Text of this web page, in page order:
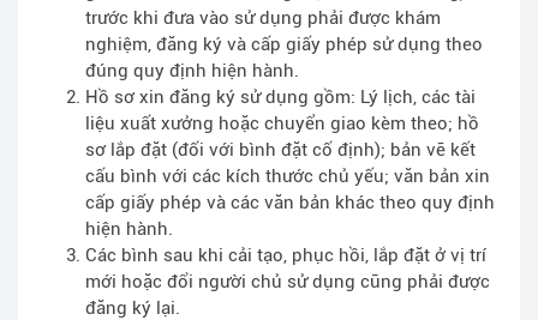
trước khi đưa vào sử dụng phải được khám
nghiệm, đăng ký và cấp giấy phép sử dụng theo
đúng quy định hiện hành.
Hồ sơ xin đăng ký sử dụng gồm: Lý lịch, các tài
liệu xuất xưởng hoặc chuyển giao kèm theo; hồ
sơ lắp đặt (đối với bình đặt cố định); bản vẽ kết
cấu bình với các kích thước chủ yếu; văn bản xin
cấp giấy phép và các văn bản khác theo quy định
hiện hành.
Các bình sau khi cải tạo, phục hồi, lắp đặt ở vị trí
mới hoặc đổi người chủ sử dụng cũng phải được
đăng ký lại.